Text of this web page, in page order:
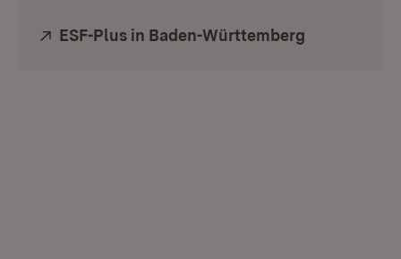
Extern:
ESF-Plus in Baden-Württemberg